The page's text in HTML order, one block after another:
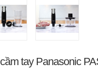
tay Panasonic